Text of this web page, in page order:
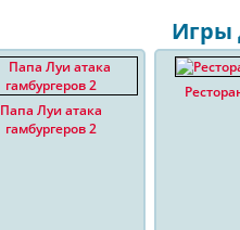
Игры
Папа Луи атака
гамбургеров 2